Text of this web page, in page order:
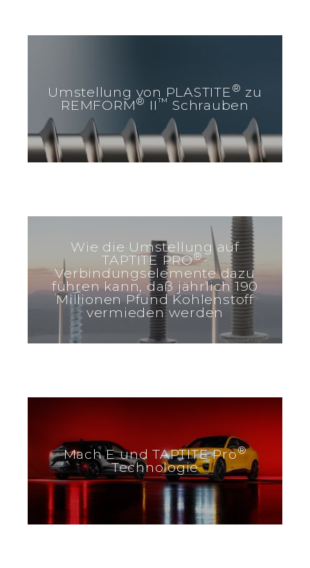
Umstellung von PLASTITE® zu
REMFORM® II™ Schrauben
Wie die Umstellung auf
TAPTITE PRO®-
Verbindungselemente dazu
führen kann, daß jährlich 190
Millionen Pfund Kohlenstoff
vermieden werden
Mach E und TAPTITE Pro®
Technologie